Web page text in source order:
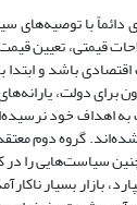
دائماً با
قیمتی، تعیین
باشد و
برای دولت،
اهداف خود
گروه دوم
سیاست‌هایی را
بازار بسیار